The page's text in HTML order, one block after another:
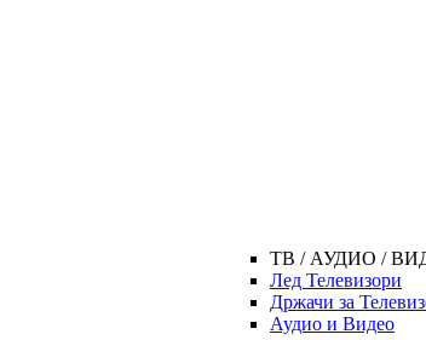
ТВ / АУДИО /
Лед Телевизори
Држачи за
Аудио и Видео